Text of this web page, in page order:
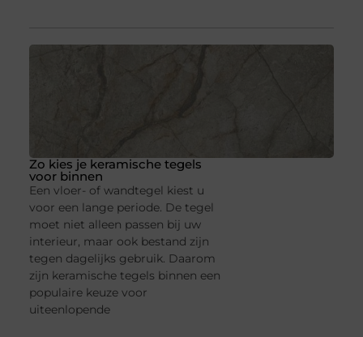
Zo kies je keramische tegels
voor binnen
Een vloer- of wandtegel kiest u
voor een lange periode. De tegel
moet niet alleen passen bij uw
interieur, maar ook bestand zijn
tegen dagelijks gebruik. Daarom
zijn keramische tegels binnen een
populaire keuze voor
uiteenlopende